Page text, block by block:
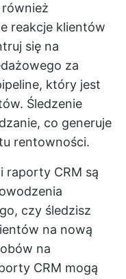
reakcje klientów
się na
za
który jest
Śledzenie
co generuje
rentowności.
raporty CRM są
czy śledzisz
na nową
na
CRM mogą